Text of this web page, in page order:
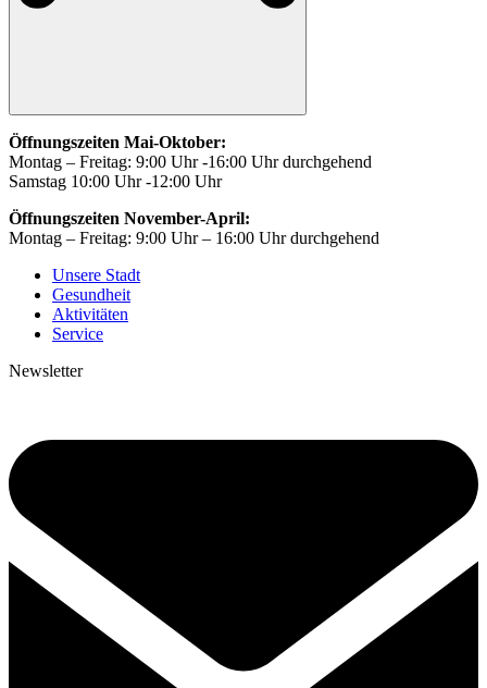
Öffnungszeiten Mai-Oktober:
Montag – Freitag: 9:00 Uhr -16:00 Uhr durchgehend
Samstag 10:00 Uhr -12:00 Uhr
Öffnungszeiten November-April:
Montag – Freitag: 9:00 Uhr – 16:00 Uhr durchgehend
Unsere Stadt
Gesundheit
Aktivitäten
Service
Newsletter